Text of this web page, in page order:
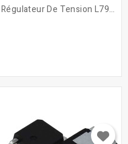
Régulateur De Tension L7905...